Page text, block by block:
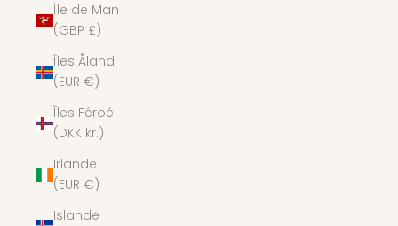
Île de Man
(GBP £)
Îles Åland
(EUR €)
Îles Féroé
(DKK kr.)
Irlande
(EUR €)
Islande